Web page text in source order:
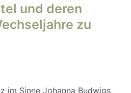
und deren
zu
im Sinne Johanna Budwigs,